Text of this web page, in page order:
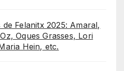
de Felanitx 2025: Amaral,
Oques Grasses, Lori
Hein, etc.